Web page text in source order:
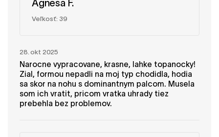
Agnesa F.
Veľkosť: 39
28. okt 2025
Narocne vypracovane, krasne, lahke topanocky!
Zial, formou nepadli na moj typ chodidla, hodia
sa skor na nohu s dominantnym palcom. Musela
som ich vratit, pricom vratka uhrady tiez
prebehla bez problemov.